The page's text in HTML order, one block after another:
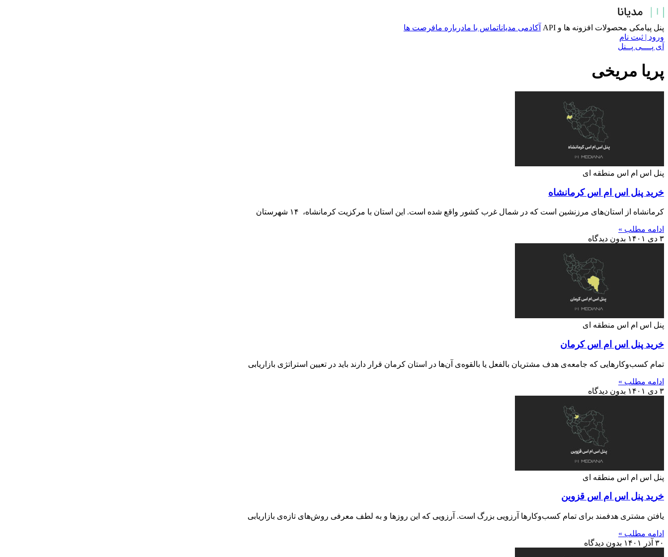
پرش
به
محتوا
پنل پیامکی محصولات افزونه ها و API آکادمی مدیاناتماس با مادرباره مافرصت ها
ورود | ثبت نام
آی پــــی پــنل
پریا مریخی
پنل اس ام اس منطقه ای
خرید پنل اس ام اس کرمانشاه
کرمانشاه از استان‌های مرزنشین است که در شمال غرب کشور واقع شده است. این استان با مرکزیت کرمانشاه، ۱۴ شهرستان
ادامه مطلب »
۳ دی ۱۴۰۱
بدون دیدگاه
پنل اس ام اس منطقه ای
خرید پنل اس ام اس کرمان
تمام کسب‌وکارهایی که جامعه‌ی هدف مشتریان بالفعل یا بالقوه‌ی آن‌‌ها در استان کرمان قرار دارند باید در تعیین استراتژی بازاریابی
ادامه مطلب »
۳ دی ۱۴۰۱
بدون دیدگاه
پنل اس ام اس منطقه ای
خرید پنل اس ام اس قزوین
یافتن مشتری هدفمند برای تمام کسب‌وکارها آرزویی بزرگ است. آرزویی که این روزها و به لطف معرفی روش‌های تازه‌ی بازاریابی
ادامه مطلب »
۳۰ آذر ۱۴۰۱
بدون دیدگاه